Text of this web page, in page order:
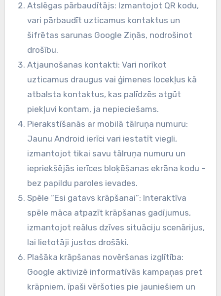
Atslēgas pārbaudītājs: Izmantojot QR kodu,
vari pārbaudīt uzticamus kontaktus un
šifrētas sarunas Google Ziņās, nodrošinot
drošību.
Atjaunošanas kontakti: Vari norīkot
uzticamus draugus vai ģimenes locekļus kā
atbalsta kontaktus, kas palīdzēs atgūt
piekļuvi kontam, ja nepieciešams.
Pierakstīšanās ar mobilā tālruņa numuru:
Jaunu Android ierīci vari iestatīt viegli,
izmantojot tikai savu tālruņa numuru un
iepriekšējās ierīces bloķēšanas ekrāna kodu –
bez papildu paroles ievades.
Spēle “Esi gatavs krāpšanai”: Interaktīva
spēle māca atpazīt krāpšanas gadījumus,
izmantojot reālus dzīves situāciju scenārijus,
lai lietotāji justos drošāki.
Plašāka krāpšanas novēršanas izglītība:
Google aktivizē informatīvās kampaņas pret
krāpniem, īpaši vēršoties pie jauniešiem un